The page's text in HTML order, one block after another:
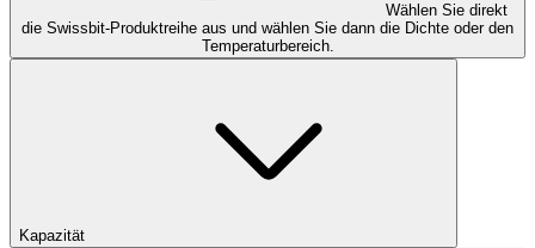
Wählen Sie direkt
die Swissbit-Produktreihe aus und wählen Sie dann die Dichte oder den
Temperaturbereich.
Kapazität